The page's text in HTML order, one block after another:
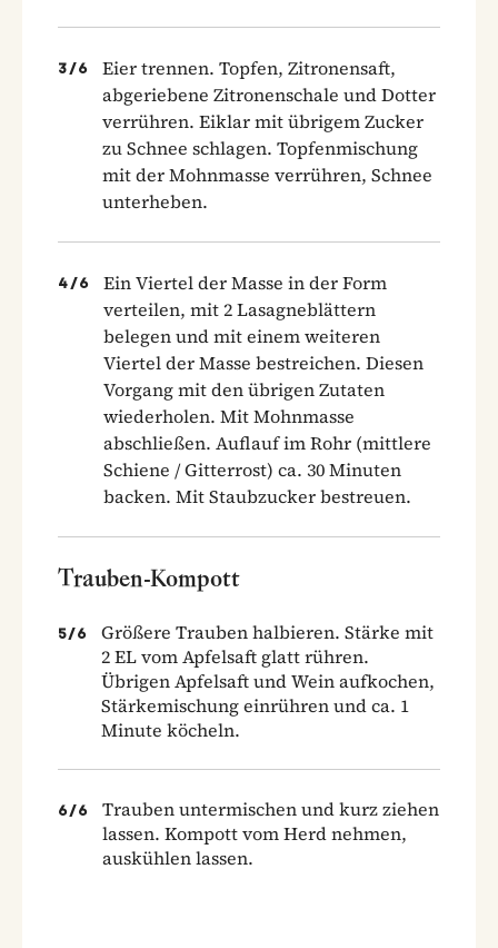
3 /6
Eier trennen. Topfen, Zitronensaft,
abgeriebene Zitronenschale und Dotter
verrühren. Eiklar mit übrigem Zucker
zu Schnee schlagen. Topfenmischung
mit der Mohnmasse verrühren, Schnee
unterheben.
4 /6
Ein Viertel der Masse in der Form
verteilen, mit 2 Lasagneblättern
belegen und mit einem weiteren
Viertel der Masse bestreichen. Diesen
Vorgang mit den übrigen Zutaten
wiederholen. Mit Mohnmasse
abschließen. Auflauf im Rohr (mittlere
Schiene / Gitterrost) ca. 30 Minuten
backen. Mit Staubzucker bestreuen.
Trauben-Kompott
5/6
Größere Trauben halbieren. Stärke mit
2 EL vom Apfelsaft glatt rühren.
Übrigen Apfelsaft und Wein aufkochen,
Stärkemischung einrühren und ca. 1
Minute köcheln.
6/6
Trauben untermischen und kurz ziehen
lassen. Kompott vom Herd nehmen,
auskühlen lassen.